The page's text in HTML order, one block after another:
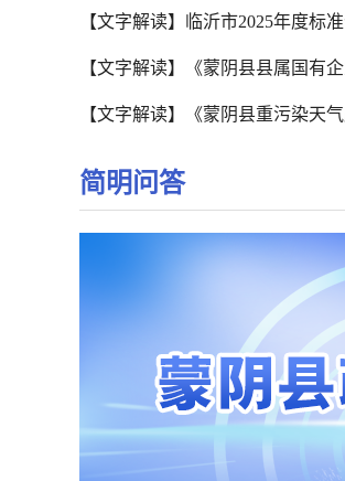
【文字解读】临沂市2025年度标
【文字解读】《蒙阴县县属国有
【文字解读】《蒙阴县重污染天
简明问答